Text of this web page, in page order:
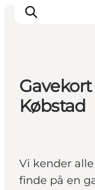
Overnatning
Købstad
Vi kender
finde på en